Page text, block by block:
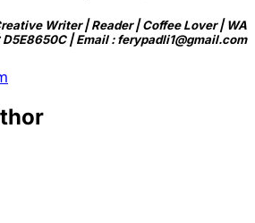
Writer | Reader | Coffee Lover | WA
| Email : ferypadli1@gmail.com